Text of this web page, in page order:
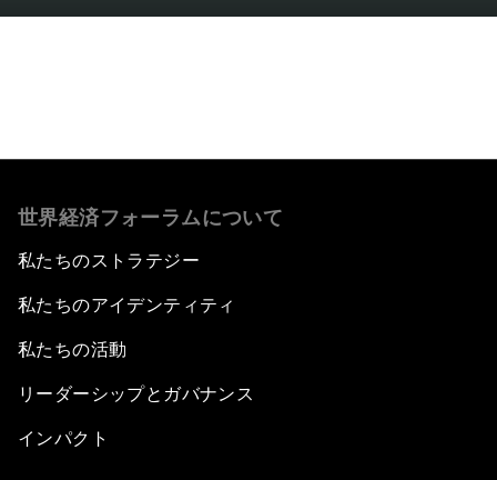
世界経済フォーラムについて
私たちのストラテジー
私たちのアイデンティティ
私たちの活動
リーダーシップとガバナンス
インパクト